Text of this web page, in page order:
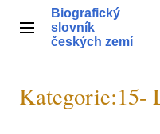
obsahHlavní menu
Biografický
slovník
českých zemí
Kategorie:15-